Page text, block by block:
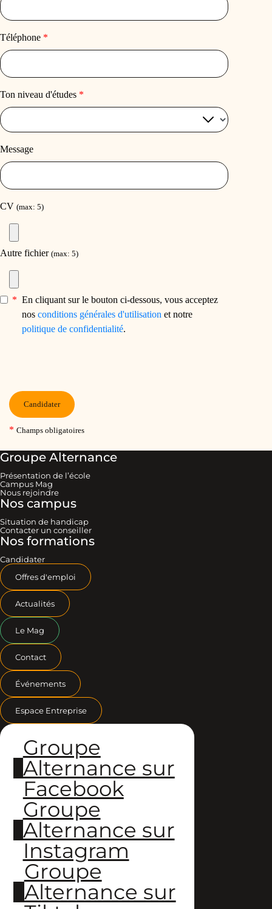
Groupe Alternance
Présentation de l’école
Campus Mag
Nous rejoindre
Nos campus
Situation de handicap
Contacter un conseiller
Nos formations
Candidater
Offres d'emploi
Actualités
Le Mag
Contact
Événements
Espace Entreprise
Groupe
Alternance sur
Facebook
Groupe
Alternance sur
Instagram
Groupe
Alternance sur